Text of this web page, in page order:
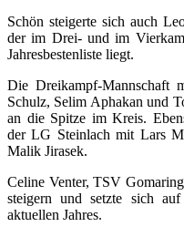
Schön steigerte sich auch
der im Drei- und im
Jahresbestenliste liegt.
Die Dreikampf-Mannschaft
Schulz, Selim Aphakan und
an die Spitze im Kreis.
der LG Steinlach mit Lars
Malik Jirasek.
Celine Venter, TSV
steigern und setzte sich
aktuellen Jahres.